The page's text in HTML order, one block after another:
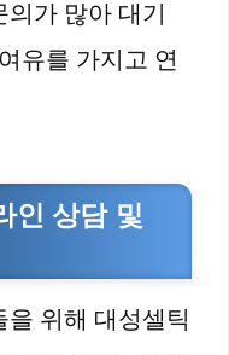
가 많아 대기
유를 가지고 연
인 상담 및
위해 대성셀틱